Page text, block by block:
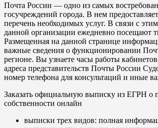
Почта России — одно из самых
госучреждений города. В нем
перечень необходимых услуг. В связи с
данной организации ежедневно посещают
Размещенная на данной странице
важные сведения о функционировании
регионе. Вы узнаете часы работы
адреса представительств Почты России
номер телефона для консультаций и иные
Заказать официальную выписку из ЕГРН о
собственности онлайн
выписки трех видов: полная